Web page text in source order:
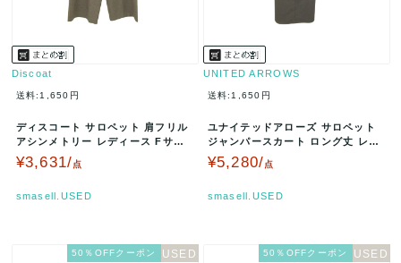
Discoat
送料:1,650円
ディスコート サロペット 肩フリル
アシンメトリー レディース Fサイ
ズ ベージュ Discoat …
¥3,631/点
smasell.USED
UNITED ARROWS
送料:1,650円
ユナイテッドアローズ サロペット
ジャンパースカート ロング丈 レデ
ィース ﾌﾘｰサイズ ベージュ …
¥5,280/点
smasell.USED
50％OFFクーポン 50％OFFクーポン